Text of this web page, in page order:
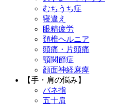
むちうち症
寝違え
眼精疲労
頚椎ヘルニア
頭痛・片頭痛
顎関節症
顔面神経麻痺
【手・肩の悩み】
バネ指
五十肩